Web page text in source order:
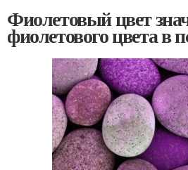
Фиолетовый цвет
фиолетового цвета в